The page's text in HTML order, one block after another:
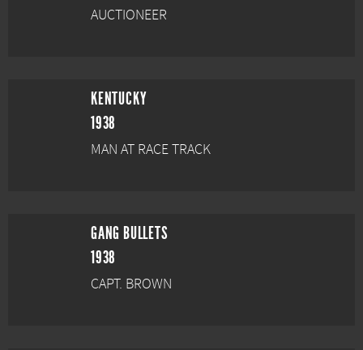
AUCTIONEER
KENTUCKY
1938
MAN AT RACE TRACK
GANG BULLETS
1938
CAPT. BROWN